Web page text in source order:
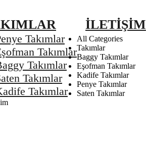
Takımlar
Takımlar
Takımlar
Takımlar
Takımlar
İLETIŞIM
All Categories
Takımlar
Baggy Takımlar
Eşofman Takımlar
Kadife Takımlar
Penye Takımlar
Saten Takımlar